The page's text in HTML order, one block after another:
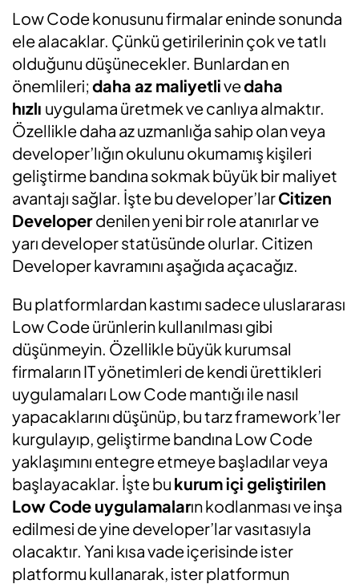
Low Code konusunu firmalar eninde sonunda
ele alacaklar. Çünkü getirilerinin çok ve tatlı
olduğunu düşünecekler. Bunlardan en
önemlileri; daha az maliyetlivedaha
hızlı uygulama üretmek ve canlıya almaktır.
Özellikle daha az uzmanlığa sahip olan veya
developer’lığın okulunu okumamış kişileri
geliştirme bandına sokmak büyük bir maliyet
avantajı sağlar. İşte bu developer’larCitizen
Developerdenilen yeni bir role atanırlar ve
yarı developer statüsünde olurlar. Citizen
Developer kavramını aşağıda açacağız.
Bu platformlardan kastımı sadece uluslararası
Low Code ürünlerin kullanılması gibi
düşünmeyin. Özellikle büyük kurumsal
firmaların IT yönetimleri de kendi ürettikleri
uygulamaları Low Code mantığı ile nasıl
yapacaklarını düşünüp, bu tarz framework’ler
kurgulayıp, geliştirme bandına Low Code
yaklaşımını entegre etmeye başladılar veya
başlayacaklar. İşte bu kurum içi geliştirilen
Low Code uygulamaların kodlanması ve inşa
edilmesi de yine developer’lar vasıtasıyla
olacaktır. Yani kısa vade içerisinde ister
platformu kullanarak, ister platformun